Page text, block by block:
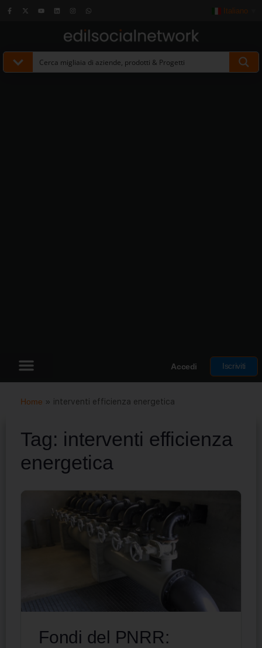
Italiano
Accedi Iscriviti
Home » interventi efficienza energetica
Tag: interventi efficienza
energetica
Fondi del PNRR: